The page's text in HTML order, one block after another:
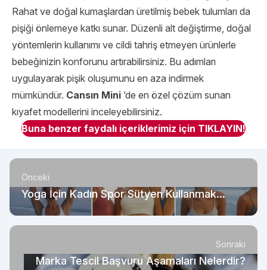
Rahat ve doğal kumaşlardan üretilmiş bebek tulumları da
pişiği önlemeye katkı sunar. Düzenli alt değiştirme, doğal
yöntemlerin kullanımı ve cildi tahriş etmeyen ürünlerle
bebeğinizin konforunu artırabilirsiniz. Bu adımları
uygulayarak pişik oluşumunu en aza indirmek
mümkündür. Cansın Mini ‘de en özel çözüm sunan
kıyafet modellerini inceleyebilirsiniz.
Buna benzer faydalı içeriklerimiz için TIKLAYIN!
Önceki
Yoga İçin Kadın Spor Sütyen Kullanmak
Neden Önemli?
Sonraki
Marka Tescil Başvuru Aşamaları Nelerdir?